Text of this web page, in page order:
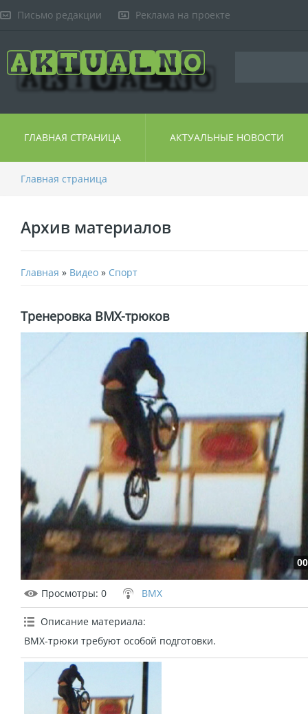
Письмо редакции Реклама на проекте
ГЛАВНАЯ СТРАНИЦА АКТУАЛЬНЫЕ НОВОСТИ
Главная страница
Архив материалов
Главная » Видео » Спорт
Тренеровка BMX-трюков
Просмотры: 0 BMX
Описание материала:
BMX-трюки требуют особой подготовки.